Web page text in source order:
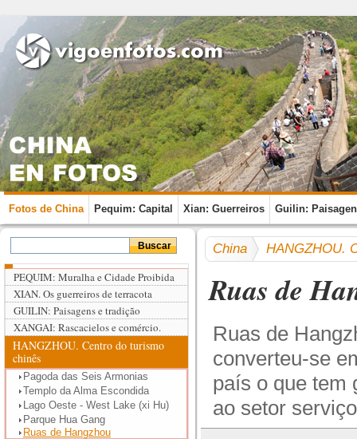
Fotos de China Pequim: Capital Xian: Guerreiros Guilin:
China HANGZHOU.
Ruas de
Ruas de
converteu-se
país o que tem
ao setor
PEQUIM: Muralha e Cidade Proibida
XIAN. Os guerreiros de terracota
GUILIN: Paisagens e tradição
XANGAI: Rascacielos e comércio.
HANGZHOU. Centro do turismo
chinês
Pagoda das Seis Armonias
Templo da Alma Escondida
Lago Oeste - West Lake (xi Hu)
Parque Hua Gang
Ruas de Hangzhou